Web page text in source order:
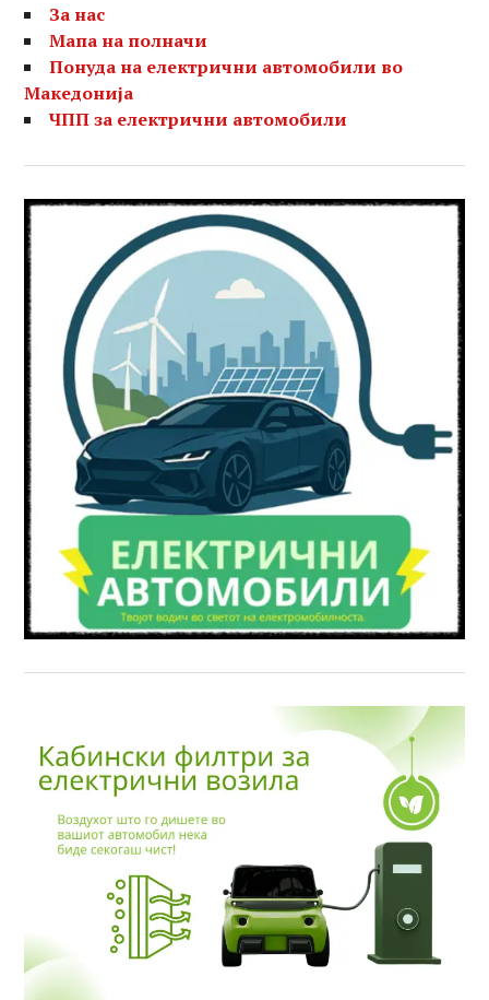
За нас
Мапа на полначи
Понуда на електрични автомобили во
Македонија
ЧПП за електрични автомобили